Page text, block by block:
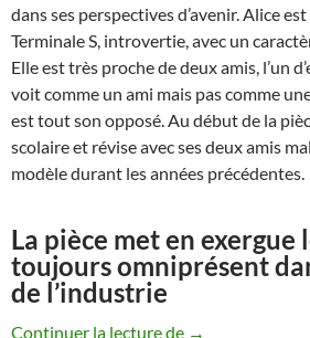
dans ses perspectives d’avenir. Alice
Terminale S, introvertie, avec un
Elle est très proche de deux amis, l’un
voit comme un ami mais pas comme
est tout son opposé. Au début de la
scolaire et révise avec ses deux amis
modèle durant les années précédentes.
La pièce met en exergue
toujours omniprésent
de l’industrie
Continuer la lecture de Théâtre. Les
→